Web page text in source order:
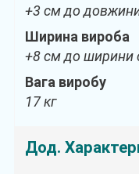
+3 см до
Ширина вироба
+8 см до ширини
Вага виробу
17 кг
Дод.